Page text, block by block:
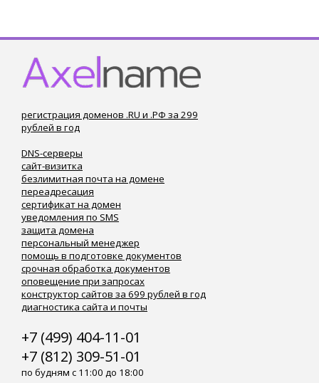
регистрация доменов .RU и .РФ за 299
рублей в год
DNS-серверы
сайт-визитка
безлимитная почта на домене
переадресация
сертификат на домен
уведомления по SMS
защита домена
персональный менеджер
помощь в подготовке документов
срочная обработка документов
оповещение при запросах
конструктор сайтов за 699 рублей в год
диагностика сайта и почты
+7 (499) 404-11-01
+7 (812) 309-51-01
по будням с 11:00 до 18:00